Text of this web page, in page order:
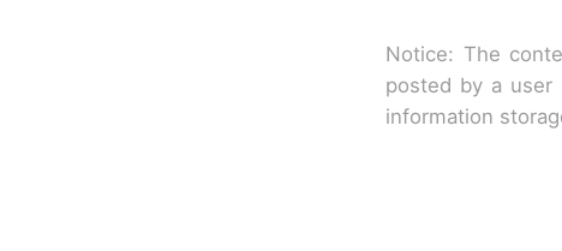
Notice: The
posted by a user
information